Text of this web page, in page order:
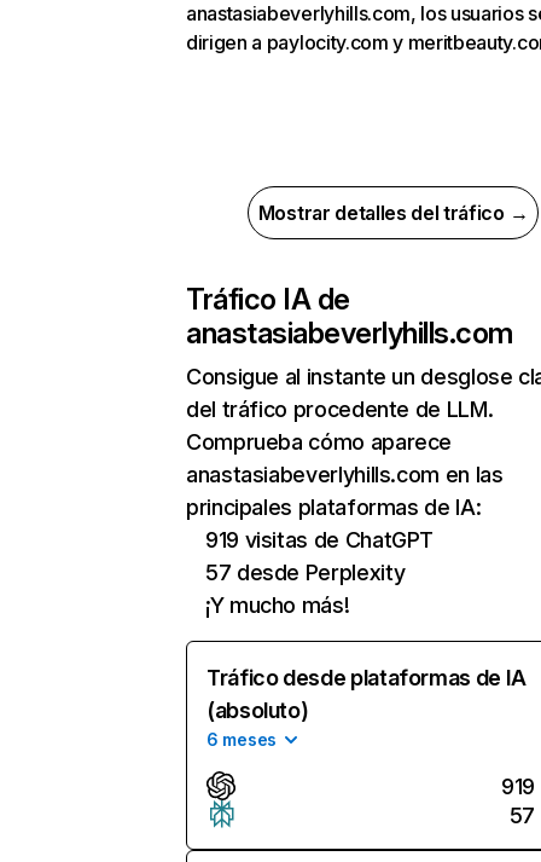
anastasiabeverlyhills.com, los usuarios
dirigen a paylocity.com y
Mostrar detalles del tráfico →
Tráfico IA de
anastasiabeverlyhills.com
Consigue al instante un desglose
del tráfico procedente de LLM.
Comprueba cómo aparece
anastasiabeverlyhills.com en las
principales plataformas de IA:
919 visitas de ChatGPT
57 desde Perplexity
¡Y mucho más!
Tráfico desde plataformas de IA
(absoluto)
6 meses
919
57